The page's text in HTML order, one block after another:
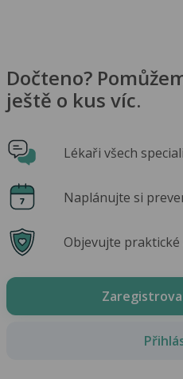
Dočteno?
ještě o kus víc.
Lékaři všech
Naplánujte si
Objevujte